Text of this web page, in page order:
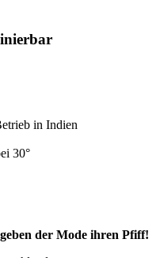
in Indien
30°
der Mode ihren Pfiff!